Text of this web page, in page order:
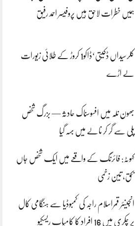
ہمیں خطرات لاحق ہیں پروفیسر احمد رفیق
کلرسیداں ڈکیتی‘ڈاکو1 کروڑ کے طلائی زیورات
لے اڑے
بھون نلہ میں افسوسناک حادثہ — بزرگ شخص
پلی سے گر کر نالے میں بہہ گیا
کہوٹہ: فائرنگ کے واقعے میں ایک شخص جاں
بحق، تین زخمی
انجینئر قمراسلام راجہ کی کمبوڈیا سے ہنگامی کال
پر چکری میں 16 افراد کا کامیاب ریسکیو